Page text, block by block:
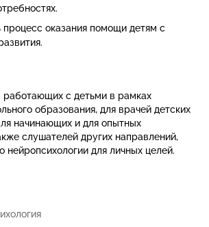
процесс оказания помощи детям с
работающих с детьми в рамках
образования, для врачей детских
начинающих и для опытных
слушателей других направлений,
нейропсихологии для личных целей.